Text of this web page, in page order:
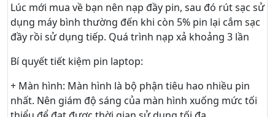
Lúc mới mua về bạn nên nạp đầy pin, sau đó rút sạc sử
dụng máy bình thường đến khi còn 5% pin lại cắm sạc
đầy rồi sử dụng tiếp. Quá trình nạp xả khoảng 3 lần
Bí quyết tiết kiệm pin laptop:
+ Màn hình: Màn hình là bộ phận tiêu hao nhiều pin
nhất. Nên giám độ sáng của màn hình xuống mức tối